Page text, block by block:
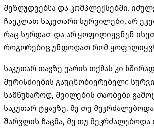
შეზღუდვებსა და კომპლექსებში,
ჩაეკლათ საკუთარი სურვილები, არ
რაც სურდათ და არ ყოფილიყვნენ
როგორებიც უნდოდათ რომ
საკუთარ თავზე უარის თქმას კი
შურისძიების გაუცნობიერებელი
სამწუხაროდ, შვილების თაობები
საკუთარ ტყავზე. მე თუ
შარვლის ჩაცმა, მე თუ მეკრძალებოდა